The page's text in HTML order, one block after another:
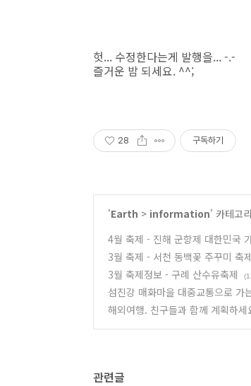
헛... 수정한다는게 발행을... -.-
즐거운 밤 되세요. ^^;
28 구독하기
'Earth > information' 카테고
4월 축제 - 진해 군항제 대한민국
3월 축제 - 서천 동백꽃 주꾸미 축
3월 축제정보 - 구례 산수유축제
섬진강 매화마을 대중교통으로 가
해외여행. 친구들과 함께 계획하세
관련글